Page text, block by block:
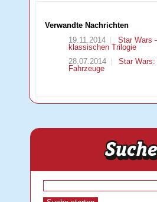
Verwandte Nachrichten
19.11.2014
Star Wars
klassischen Trilogie
28.07.2014
Star
Fahrzeuge